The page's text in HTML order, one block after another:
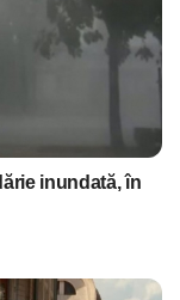
inundată, în